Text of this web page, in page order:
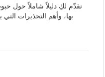
نقدّم لكِ دليلاً شاملاً حول
بها، وأهم التحذيرات